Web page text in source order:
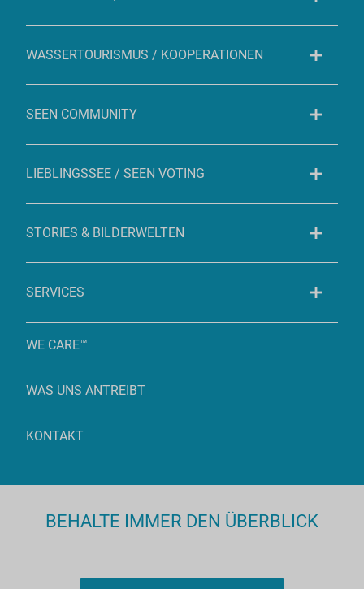
WASSERTOURISMUS / KOOPERATIONEN
SEEN COMMUNITY
LIEBLINGSSEE / SEEN VOTING
STORIES & BILDERWELTEN
SERVICES
WE CARE™
WAS UNS ANTREIBT
KONTAKT
BEHALTE IMMER DEN ÜBERBLICK